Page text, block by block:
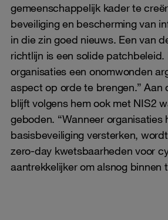
gemeenschappelijk kader te
beveiliging en bescherming van
in die zin goed nieuws. Een van
richtlijn is een solide patchbeleid.
organisaties een onomwonden
aspect op orde te brengen.” Aan
blijft volgens hem ook met NIS2
geboden. “Wanneer organisaties
basisbeveiliging versterken,
zero-day kwetsbaarheden voor
aantrekkelijker om alsnog binnen